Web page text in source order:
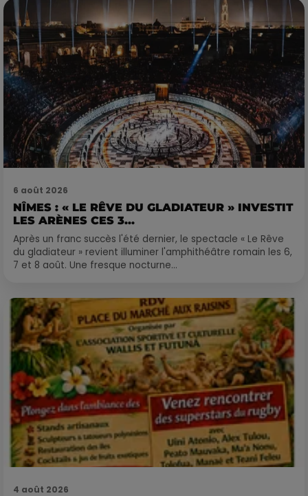
6 août 2026
NÎMES : « LE RÊVE DU GLADIATEUR » INVESTIT
LES ARÈNES CES 3...
Après un franc succès l'été dernier, le spectacle « Le Rêve
du gladiateur » revient illuminer l'amphithéâtre romain les 6,
7 et 8 août. Une fresque nocturne...
4 août 2026